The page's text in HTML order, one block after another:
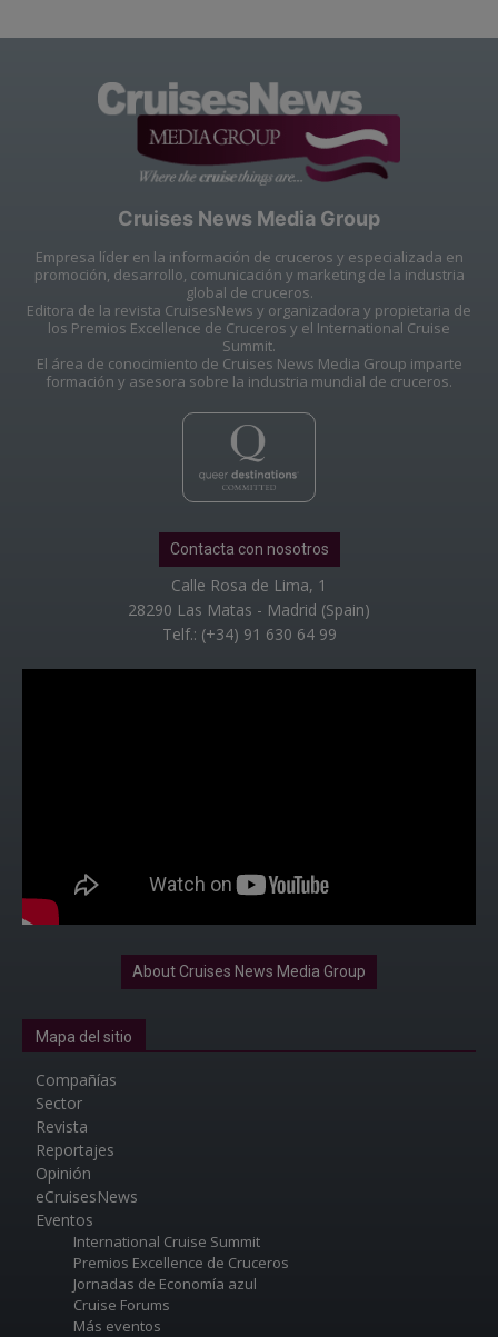
Cruises News Media Group
Empresa líder en la información de cruceros y especializada en
promoción, desarrollo, comunicación y marketing de la industria
global de cruceros.
Editora de la revista CruisesNews y organizadora y propietaria de
los Premios Excellence de Cruceros y el International Cruise
Summit.
El área de conocimiento de Cruises News Media Group imparte
formación y asesora sobre la industria mundial de cruceros.
Contacta con nosotros
Calle Rosa de Lima, 1
28290 Las Matas - Madrid (Spain)
Telf.: (+34) 91 630 64 99
About Cruises News Media Group
Mapa del sitio
Compañías
Sector
Revista
Reportajes
Opinión
eCruisesNews
Eventos
International Cruise Summit
Premios Excellence de Cruceros
Jornadas de Economía azul
Cruise Forums
Más eventos